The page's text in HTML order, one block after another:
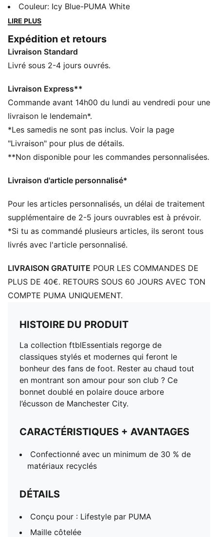
foot. Rester au chaud tout en montrant son amour
pour son club ? Ce bonnet doublé en polaire douce
CARACTÉRISTIQUES + AVANTAGES
Confectionné avec un minimum de 30 % de matériaux
recyclés
Conçu pour : Lifestyle par PUMA
Maille côtelée
Bord rabattable
Doublure en polaire
Éléments de design PUMA emblématiques
Couleur: Icy Blue-PUMA White
LIRE PLUS
Expédition et retours
Livraison Standard
Livré sous 2-4 jours ouvrés.
Livraison Express**
Commande avant 14h00 du lundi au vendredi pour une
livraison le lendemain*.
*Les samedis ne sont pas inclus. Voir la page
"Livraison" pour plus de détails.
**Non disponible pour les commandes personnalisées.
Livraison d'article personnalisé*
Pour les articles personnalisés, un délai de traitement
supplémentaire de 2-5 jours ouvrables est à prévoir.
*Si tu as commandé plusieurs articles, ils seront tous
livrés avec l'article personnalisé.
LIVRAISON GRATUITE POUR LES COMMANDES DE
PLUS DE 40€. RETOURS SOUS 60 JOURS AVEC TON
COMPTE PUMA UNIQUEMENT.
HISTOIRE DU PRODUIT
La collection ftblEssentials regorge de
classiques stylés et modernes qui feront le
bonheur des fans de foot. Rester au chaud tout
en montrant son amour pour son club ? Ce
bonnet doublé en polaire douce arbore
l’écusson de Manchester City.
CARACTÉRISTIQUES + AVANTAGES
Confectionné avec un minimum de 30 % de
matériaux recyclés
DÉTAILS
Conçu pour : Lifestyle par PUMA
Maille côtelée